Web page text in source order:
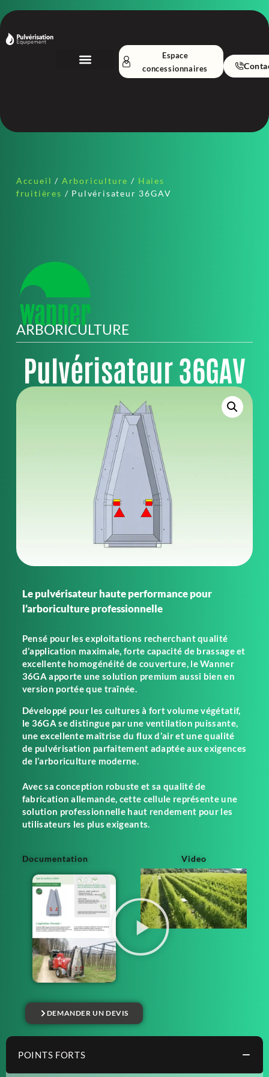
Espace
concessionnaires
Accueil / Arboriculture / Haies
fruitières / Pulvérisateur 36GAV
ARBORICULTURE
Pulvérisateur 36GAV
Le pulvérisateur haute performance pour
l’arboriculture professionnelle
Pensé pour les exploitations recherchant qualité
d’application maximale, forte capacité de brassage et
excellente homogénéité de couverture, le Wanner
36GA apporte une solution premium aussi bien en
version portée que traînée.
Développé pour les cultures à fort volume végétatif,
le 36GA se distingue par une ventilation puissante,
une excellente maîtrise du flux d’air et une qualité
de pulvérisation parfaitement adaptée aux exigences
de l’arboriculture moderne.
Avec sa conception robuste et sa qualité de
fabrication allemande, cette cellule représente une
solution professionnelle haut rendement pour les
utilisateurs les plus exigeants.
Documentation Video
DEMANDER UN DEVIS
POINTS FORTS